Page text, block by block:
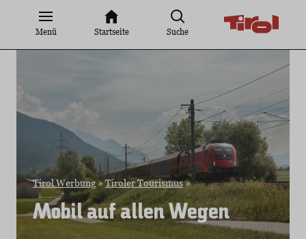
springenMenü Startseite Suche
Tirol Werbung»Tiroler Tourismus»
Mobil auf allen Wegen